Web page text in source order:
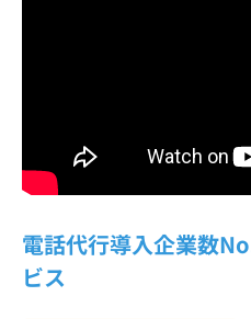
電話代行導入企業数
ビス